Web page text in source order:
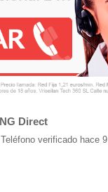
ING Direct
Teléfono verificado hace 9